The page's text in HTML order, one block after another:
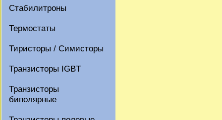
Стабилитроны
Термостаты
Тиристоры / Симисторы
Транзисторы IGBT
Транзисторы
биполярные